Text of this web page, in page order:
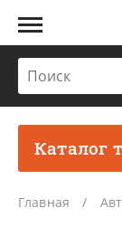
Каталог
Главная